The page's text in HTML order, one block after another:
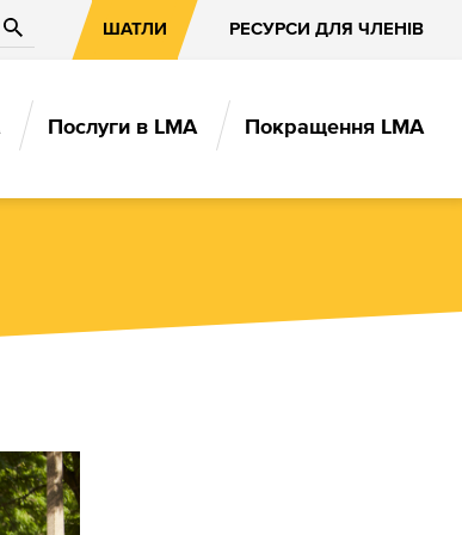
ШАТЛИ РЕСУРСИ ДЛЯ ЧЛЕНІВ
Послуги в LMA Покращення LMA